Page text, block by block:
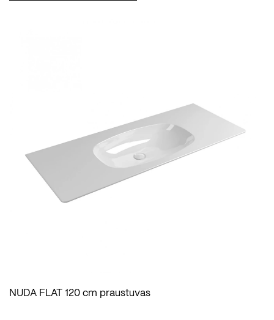
NUDA FLAT 120 cm praustuvas